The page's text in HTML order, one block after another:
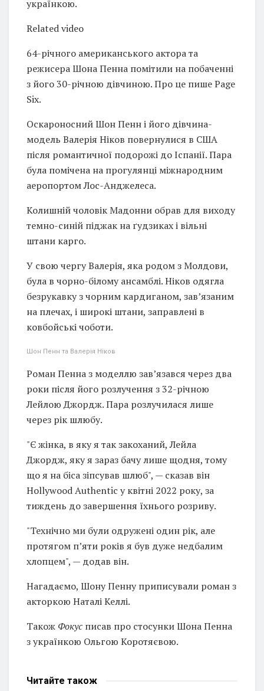
українкою.
Related video
64-річного американського актора та
режисера Шона Пенна помітили на побаченні
з його 30-річною дівчиною. Про це пише Page
Six.
Оскароносний Шон Пенн і його дівчина-
модель Валерія Ніков повернулися в США
після романтичної подорожі до Іспанії. Пара
була помічена на прогулянці міжнародним
аеропортом Лос-Анджелеса.
Колишній чоловік Мадонни обрав для виходу
темно-синій піджак на ґудзиках і вільні
штани карго.
У свою чергу Валерія, яка родом з Молдови,
була в чорно-білому ансамблі. Ніков одягла
безрукавку з чорним кардиганом, зав’язаним
на плечах, і широкі штани, заправлені в
ковбойські чоботи.
Шон Пенн та Валерія Ніков
Роман Пенна з моделлю зав’язався через два
роки після його розлучення з 32-річною
Лейлою Джордж. Пара розлучилася лише
через рік шлюбу.
"Є жінка, в яку я так закоханий, Лейла
Джордж, яку я зараз бачу лише щодня, тому
що я на біса зіпсував шлюб", — сказав він
Hollywood Authentic у квітні 2022 року, за
тиждень до завершення їхнього розриву.
"Технічно ми були одружені один рік, але
протягом п’яти років я був дуже недбалим
хлопцем", — додав він.
Нагадаємо, Шону Пенну приписували роман з
акторкою Наталі Келлі.
Також Фокус писав про стосунки Шона Пенна
з українкою Ольгою Коротяєвою.
Читайте також